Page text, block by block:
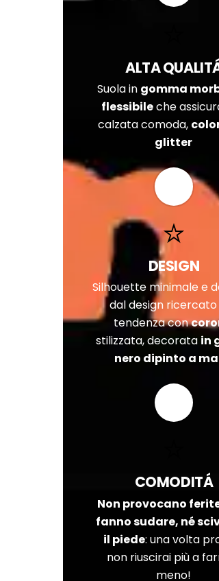
ALTA
Suola in gomma
flessibileche
calzata comoda,
glitter
DESIGN
Silhouette minimale e
dal design ricercato
tendenza con
stilizzata, decorata in
nero dipinto a
COMODITÁ
Non provocano
fanno sudare, né
il piede: una volta
non riuscirai più a
meno!